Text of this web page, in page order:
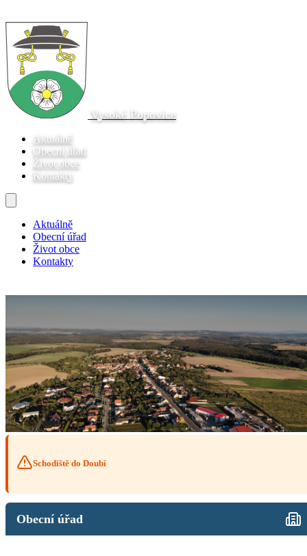
Vysoké Popovice
Aktuálně
Obecní úřad
Život obce
Kontakty
Aktuálně
Obecní úřad
Život obce
Kontakty
Schodiště do Doubí
Obecní úřad